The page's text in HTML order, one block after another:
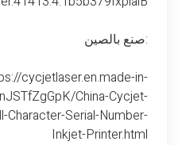
صنع بالصين:
cycjetlaser.en.made-in-
China-Cycjet-
Character-Serial-Number-
Inkjet-Printer.html